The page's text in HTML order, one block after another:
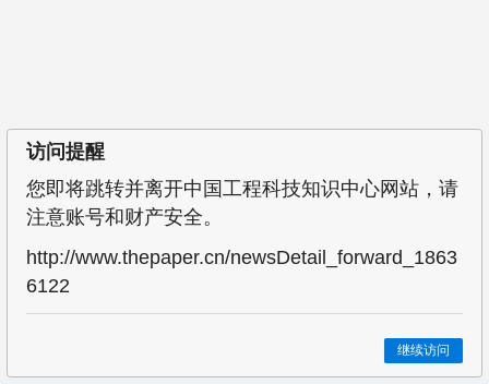
访问提醒
您即将跳转并离开中国工程科技知识中心网站，请
注意账号和财产安全。
http://www.thepaper.cn/newsDetail_forward_1863
6122
继续访问